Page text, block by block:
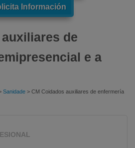
Información
de
e a
Sanidade > CM Coidados auxiliares de enfermería